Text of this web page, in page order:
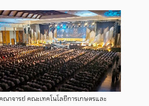
ณาจารย์ คณะเทคโนโลยีการเกษตรและ